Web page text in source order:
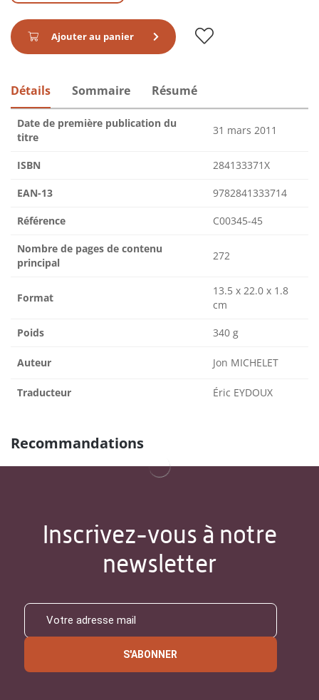
Ajouter au panier
Détails Sommaire Résumé
Date de première publication du
titre
31 mars 2011
ISBN 284133371X
EAN-13 9782841333714
Référence C00345-45
Nombre de pages de contenu
principal
272
Format
13.5 x 22.0 x 1.8
cm
Poids 340 g
Auteur Jon MICHELET
Traducteur Éric EYDOUX
Recommandations
Inscrivez-vous à notre
newsletter
S'ABONNER